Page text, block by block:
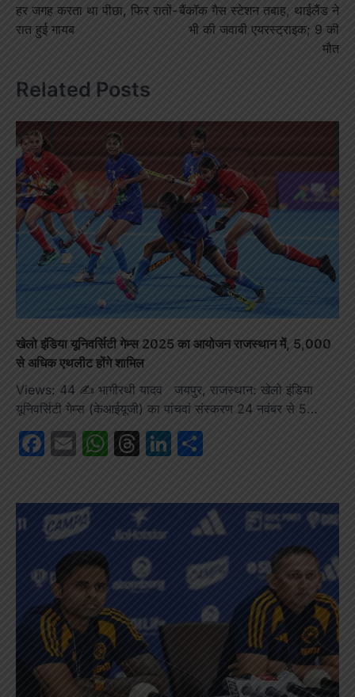
हर जगह करता था पीछा, फिर रातों-
रात हुई गायब
बैंकॉक गैस स्टेशन तबाह, थाईलैंड ने
भी की जवाबी एयरस्ट्राइक; 9 की
मौत
Related Posts
खेलो इंडिया यूनिवर्सिटी गेम्स 2025 का आयोजन राजस्थान में, 5,000
से अधिक एथलीट होंगे शामिल
Views: 44 ✍️ भागीरथी यादव जयपुर, राजस्थान: खेलो इंडिया
यूनिवर्सिटी गेम्स (केआईयूजी) का पांचवां संस्करण 24 नवंबर से 5…
Facebook
EmailWhatsApp
Threads
LinkedIn